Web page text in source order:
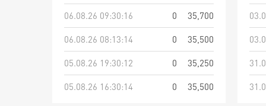
06.08.26 09:30:16
0
35,700
06.08.26 08:13:14
0
35,500
05.08.26 19:30:12
0
35,250
05.08.26 16:30:14
0 35,500